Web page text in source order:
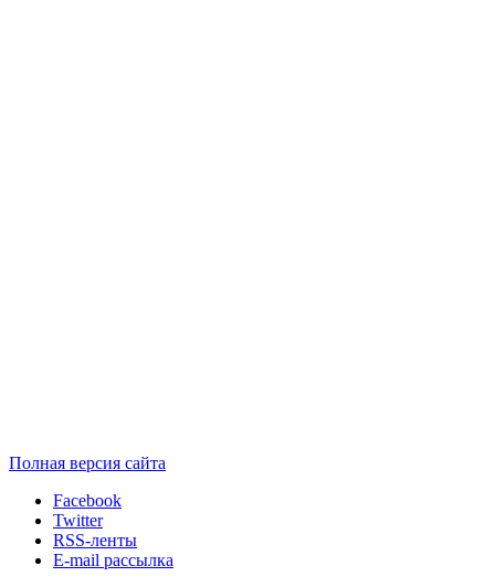
Полная версия сайта
Facebook
Twitter
RSS-ленты
E-mail рассылка